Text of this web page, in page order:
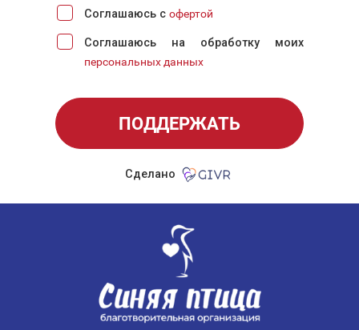
Соглашаюсь с офертой
Соглашаюсь на обработку моих
персональных данных
ПОДДЕРЖАТЬ
Сделано